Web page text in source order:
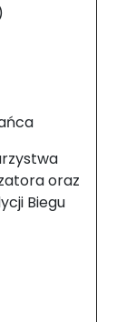
oraz
Biegu